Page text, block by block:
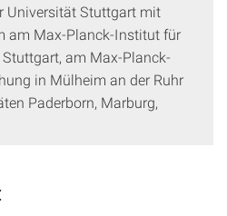
Universität Stuttgart mit
am Max-Planck-Institut für
am Max-Planck-
in Mülheim an der Ruhr
Paderborn, Marburg,